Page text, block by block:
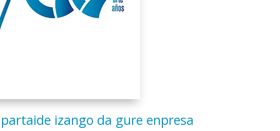
izango da gure enpresa